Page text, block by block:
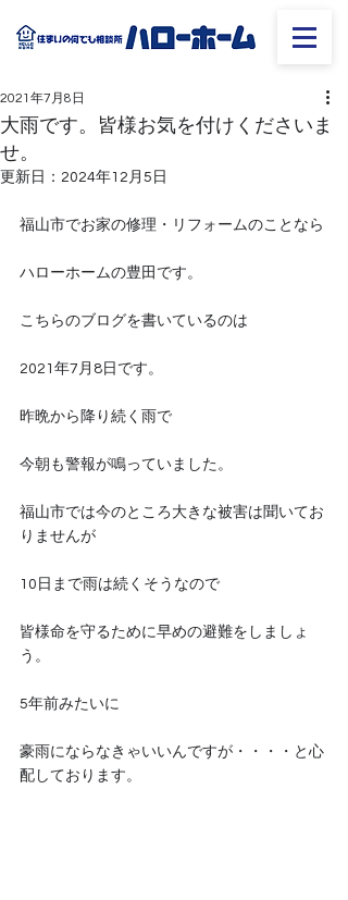
大雨です。皆様お気を付けくださいま
せ。
2021年7月8日
更新日： 2024年12月5日
福山市でお家の修理・リフォームのことなら
ハローホームの豊田です。
こちらのブログを書いているのは
2021年7月8日です。
昨晩から降り続く雨で
今朝も警報が鳴っていました。
福山市では今のところ大きな被害は聞いてお
りませんが
10日まで雨は続くそうなので
皆様命を守るために早めの避難をしましょ
う。
5年前みたいに
豪雨にならなきゃいいんですが・・・・と心
配しております。